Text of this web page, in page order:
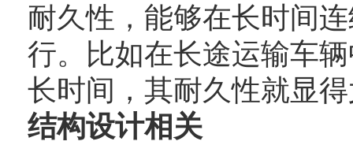
耐久性，能够在长时间
行。比如在长途运输车
长时间，其耐久性就显
结构设计相关